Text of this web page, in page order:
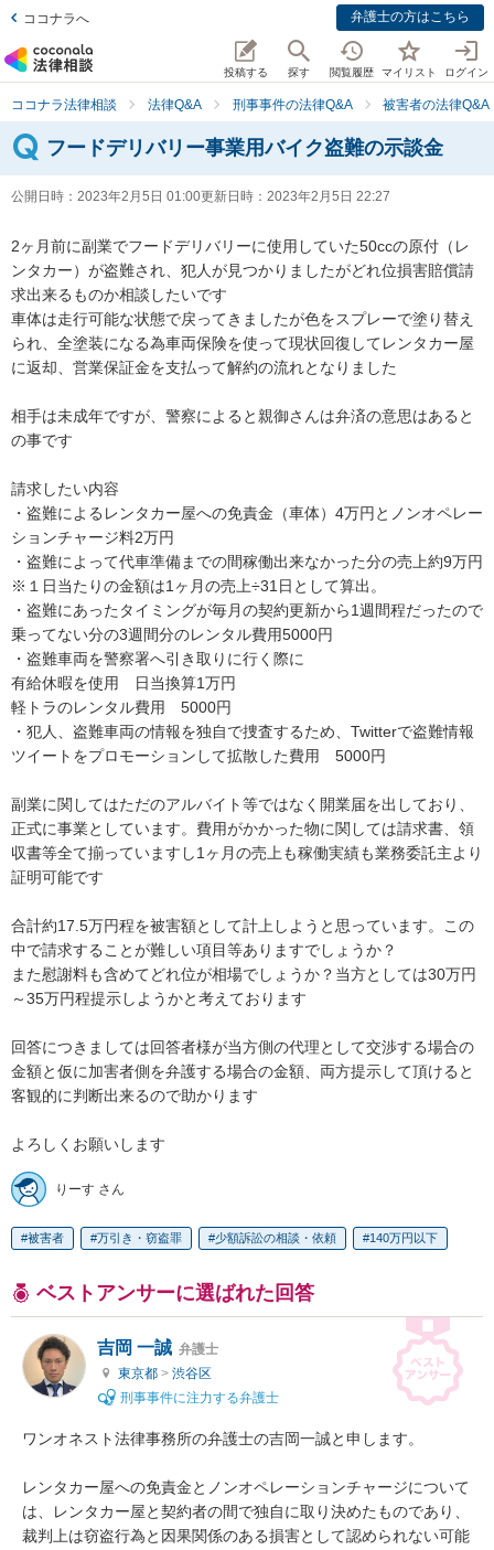
ココナラへ 弁護士の方はこちら
投稿する 探す 閲覧履歴 マイリスト ログイン
ココナラ法律相談 法律Q&A 刑事事件の法律Q&A 被害者の法律Q&A
フードデリバリー事業用バイク盗難の示談金
公開日時： 2023年2月5日 01:00更新日時： 2023年2月5日 22:27
2ヶ月前に副業でフードデリバリーに使用していた50ccの原付（レ
ンタカー）が盗難され、犯人が見つかりましたがどれ位損害賠償請
求出来るものか相談したいです
車体は走行可能な状態で戻ってきましたが色をスプレーで塗り替え
られ、全塗装になる為車両保険を使って現状回復してレンタカー屋
に返却、営業保証金を支払って解約の流れとなりました
相手は未成年ですが、警察によると親御さんは弁済の意思はあると
の事です
請求したい内容
・盗難によるレンタカー屋への免責金（車体）4万円とノンオペレー
ションチャージ料2万円
・盗難によって代車準備までの間稼働出来なかった分の売上約9万円
※１日当たりの金額は1ヶ月の売上÷31日として算出。
・盗難にあったタイミングが毎月の契約更新から1週間程だったので
乗ってない分の3週間分のレンタル費用5000円
・盗難車両を警察署へ引き取りに行く際に
有給休暇を使用　日当換算1万円
軽トラのレンタル費用　5000円
・犯人、盗難車両の情報を独自で捜査するため、Twitterで盗難情報
ツイートをプロモーションして拡散した費用　5000円
副業に関してはただのアルバイト等ではなく開業届を出しており、
正式に事業としています。費用がかかった物に関しては請求書、領
収書等全て揃っていますし1ヶ月の売上も稼働実績も業務委託主より
証明可能です
合計約17.5万円程を被害額として計上しようと思っています。この
中で請求することが難しい項目等ありますでしょうか？
また慰謝料も含めてどれ位が相場でしょうか？当方としては30万円
～35万円程提示しようかと考えております
回答につきましては回答者様が当方側の代理として交渉する場合の
金額と仮に加害者側を弁護する場合の金額、両方提示して頂けると
客観的に判断出来るので助かります
よろしくお願いします
りーす さん
被害者 万引き・窃盗罪 少額訴訟の相談・依頼 140万円以下
ベストアンサーに選ばれた回答
吉岡 一誠 弁護士
東京都 > 渋谷区
刑事事件に注力する弁護士
ワンオネスト法律事務所の弁護士の吉岡一誠と申します。
レンタカー屋への免責金とノンオペレーションチャージについて
は、レンタカー屋と契約者の間で独自に取り決めたものであり、
裁判上は窃盗行為と因果関係のある損害として認められない可能